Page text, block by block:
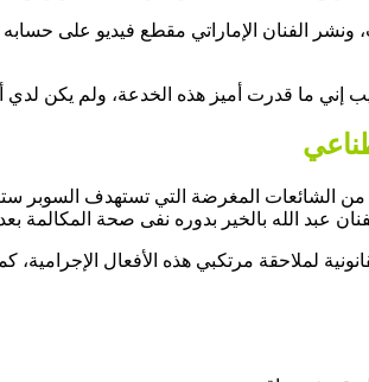
ونشر الفنان الإماراتي مقطع فيديو على
إني ما قدرت أميز هذه الخدعة، ولم يكن
الشائعات المغرضة التي تستهدف السوبر
عبد الله بالخير بدوره نفى صحة المكالمة
لملاحقة مرتكبي هذه الأفعال